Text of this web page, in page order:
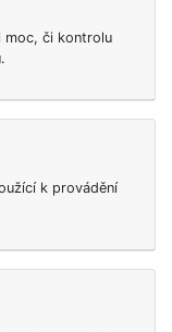
moc, či kontrolu
k provádění